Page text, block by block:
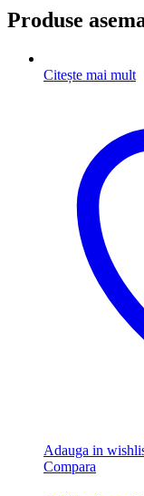
Produse
Citește mai mult
Adauga in
Compara